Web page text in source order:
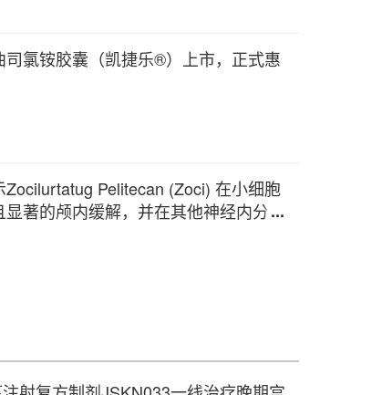
氯铵胶囊（凯捷乐®）上市，正式惠
Pelitecan (Zoci) 在小细胞
著的颅内缓解，并在其他神经内分泌